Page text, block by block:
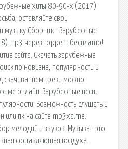
хиты 80-90-х (2017)
оставляйте свои
музыку Сборник - Зарубежные
mp3 через торрент бесплатно!
сайта. Скачать зарубежные
по новизне, популярности и
скачиванием треки можно
онлайн. Зарубежные песни
Возможность слушать и
или пк на сайте mp3xa.me.
мелодий и звуков. Музыка - это
составляющая воздуха.